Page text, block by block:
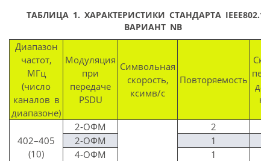
ТАБЛИЦА 1. ХАРАКТЕРИСТИКИ СТАНДАРТА
ВАРИАНТ NB
Диапазон
частот,
МГц
(число
каналов в
диапазоне)
Модуляция
при
передаче
PSDU
Символьная
скорость,
ксимв/с
Повторяемость
402–405
(10)
2-ОФМ 2
2-ОФМ
1
4-ОФМ
1